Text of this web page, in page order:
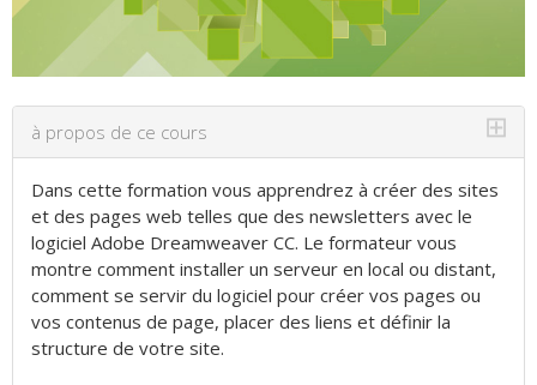
⊞
à propos de ce cours
Dans cette formation vous apprendrez à créer des sites
et des pages web telles que des newsletters avec le
logiciel Adobe Dreamweaver CC. Le formateur vous
montre comment installer un serveur en local ou distant,
comment se servir du logiciel pour créer vos pages ou
vos contenus de page, placer des liens et définir la
structure de votre site.